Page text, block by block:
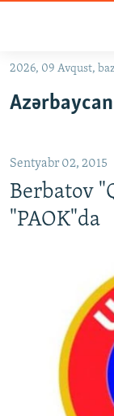
Əsas
qayıt
qayıt
Axtarışa
keç
#ƏSLINDƏ
MULTIMEDIA
FOTOQALEREYA
KARIKATURA
RADIO ARXIV
OXU ZALI
AZƏRBAYCAN
İSLAM VƏ
HAQQIMIZDA
PEŞƏ ETIKASI VƏ
2026, 09 Avqust,
Sentyabr 02, 2015
Berbatov
"PAOK"da